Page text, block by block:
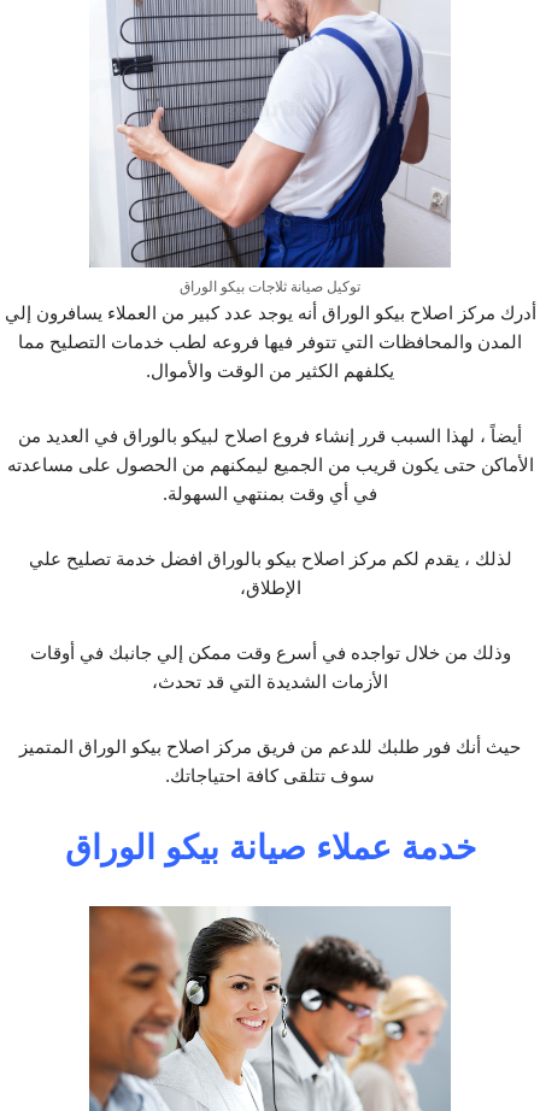
توكيل صيانة ثلاجات بيكو الوراق
أدرك مركز اصلاح بيكو الوراق أنه يوجد عدد كبير من العملاء يسافرون إلي
المدن والمحافظات التي تتوفر فيها فروعه لطب خدمات التصليح مما
يكلفهم الكثير من الوقت والأموال.
أيضاً ، لهذا السبب قرر إنشاء فروع اصلاح لبيكو بالوراق في العديد من
الأماكن حتى يكون قريب من الجميع ليمكنهم من الحصول على مساعدته
في أي وقت بمنتهي السهولة.
لذلك ، يقدم لكم مركز اصلاح بيكو بالوراق افضل خدمة تصليح علي
الإطلاق،
وذلك من خلال تواجده في أسرع وقت ممكن إلي جانبك في أوقات
الأزمات الشديدة التي قد تحدث،
حيث أنك فور طلبك للدعم من فريق مركز اصلاح بيكو الوراق المتميز
سوف تتلقى كافة احتياجاتك.
خدمة عملاء صيانة بيكو الوراق